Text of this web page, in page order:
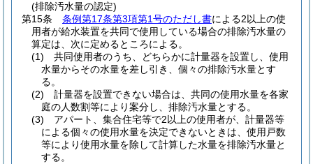
(排除汚水量の認定)
第15条
条例第17条第3項第1号のただし書による2以上の使
用者が給水装置を共同で使用している場合の排除汚水量の
算定は、次に定めるところによる。
(1)
共同使用者のうち、どちらかに計量器を設置し、使用
水量からその水量を差し引き、個々の排除汚水量とす
る。
(2)
計量器を設置できない場合は、共同の使用水量を各家
庭の人数割等により案分し、排除汚水量とする。
(3)
アパート、集合住宅等で2以上の使用者が、計量器等
による個々の使用水量を決定できないときは、使用戸数
等により使用水量を除して計算した水量を排除汚水量と
する。